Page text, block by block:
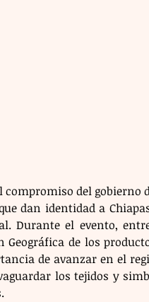
del gobierno
dan identidad a
Durante el evento,
de los
de avanzar en el
los tejidos y